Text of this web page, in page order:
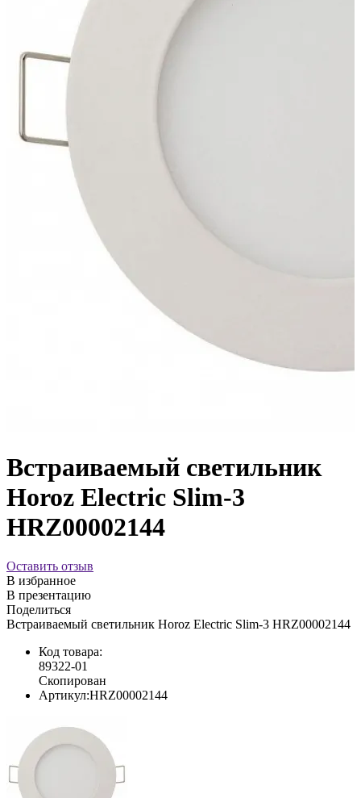
Встраиваемый светильник
Horoz Electric Slim-3
HRZ00002144
Оставить отзыв
В избранное
В презентацию
Поделиться
Встраиваемый светильник Horoz Electric Slim-3 HRZ00002144
Код товара:
89322-01
Скопирован
Артикул:HRZ00002144